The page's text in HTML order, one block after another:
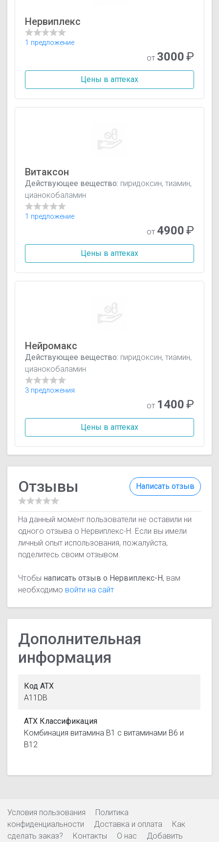
Нервиплекс
1 предложение
от 3000₽
Цены в аптеках
Витаксон
Действующее вещество: пиридоксин, тиамин,
цианокобаламин
1 предложение
от 4900₽
Цены в аптеках
Нейромакс
Действующее вещество: пиридоксин, тиамин,
цианокобаламин
3 предложения
от 1400₽
Цены в аптеках
Написать отзыв
Отзывы
На данный момент пользователи не оставили ни
одного отзыва о Нервиплекс-Н. Если вы имели
личный опыт использования, пожалуйста,
поделитесь своим отзывом.
Чтобы написать отзыв о Нервиплекс-Н, вам
необходимо войти на сайт
Дополнительная
информация
Код АТХ
A11DB
АТХ Классификация
Комбинация витамина B1 с витаминами B6 и
B12
Условия пользования
Политика
конфиденциальности
Доставка и оплата
Как
сделать заказ?
Контакты О нас Добавить